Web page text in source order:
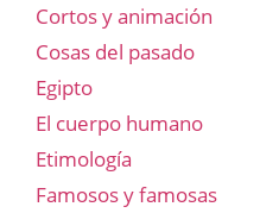
Cortos y animación
Cosas del pasado
Egipto
El cuerpo humano
Etimología
Famosos y famosas